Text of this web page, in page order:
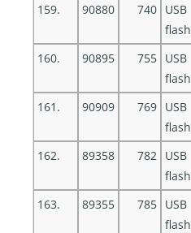
159.
90880 740 USB
flash
160.
90895 755 USB
flash
161.
90909 769 USB
flash
162.
89358 782 USB
flash
163.
89355 785 USB
flash